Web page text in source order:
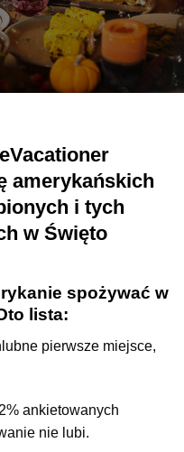
amerykańskich
i tych
w Święto
spożywać w
lista:
pierwsze miejsce,
ankietowanych
nie lubi.